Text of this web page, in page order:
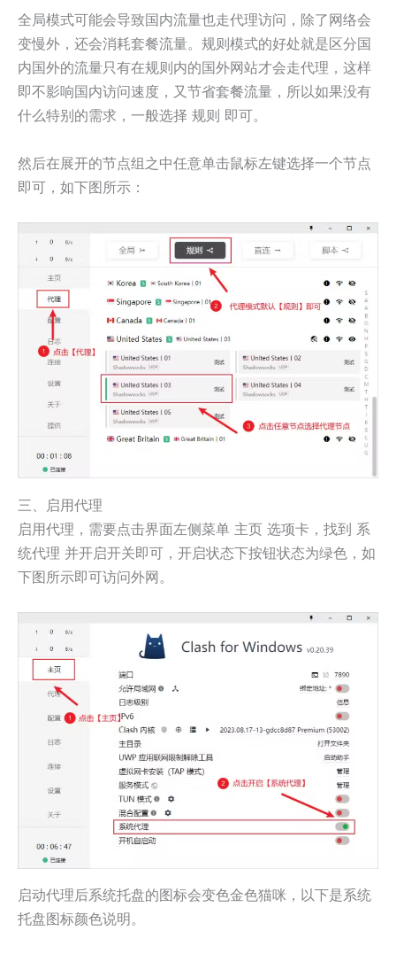
全局模式可能会导致国内流量也走代理访问，除了网络会
变慢外，还会消耗套餐流量。规则模式的好处就是区分国
内国外的流量只有在规则内的国外网站才会走代理，这样
即不影响国内访问速度，又节省套餐流量，所以如果没有
什么特别的需求，一般选择 规则 即可。
然后在展开的节点组之中任意单击鼠标左键选择一个节点
即可，如下图所示：
三、启用代理
启用代理，需要点击界面左侧菜单 主页 选项卡，找到 系
统代理 并开启开关即可，开启状态下按钮状态为绿色，如
下图所示即可访问外网。
启动代理后系统托盘的图标会变色金色猫咪，以下是系统
托盘图标颜色说明。